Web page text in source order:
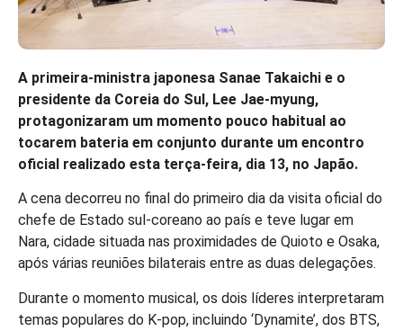
A primeira-ministra japonesa Sanae Takaichi e o
presidente da Coreia do Sul, Lee Jae-myung,
protagonizaram um momento pouco habitual ao
tocarem bateria em conjunto durante um encontro
oficial realizado esta terça-feira, dia 13, no Japão.
A cena decorreu no final do primeiro dia da visita oficial do
chefe de Estado sul-coreano ao país e teve lugar em
Nara, cidade situada nas proximidades de Quioto e Osaka,
após várias reuniões bilaterais entre as duas delegações.
Durante o momento musical, os dois líderes interpretaram
temas populares do K-pop, incluindo ‘Dynamite’, dos BTS,